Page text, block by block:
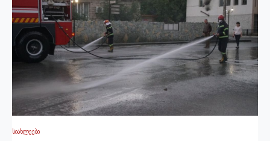
სიახლეები